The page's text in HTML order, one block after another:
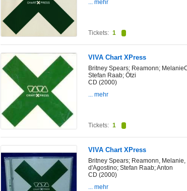
... mehr
Tickets: 1
VIVA Chart XPress
Britney Spears; Reamonn;
Stefan Raab; Ötzi
CD (2000)
... mehr
Tickets: 1
VIVA Chart XPress
Britney Spears; Reamonn,
d'Agostino; Stefan Raab; Anton
CD (2000)
... mehr